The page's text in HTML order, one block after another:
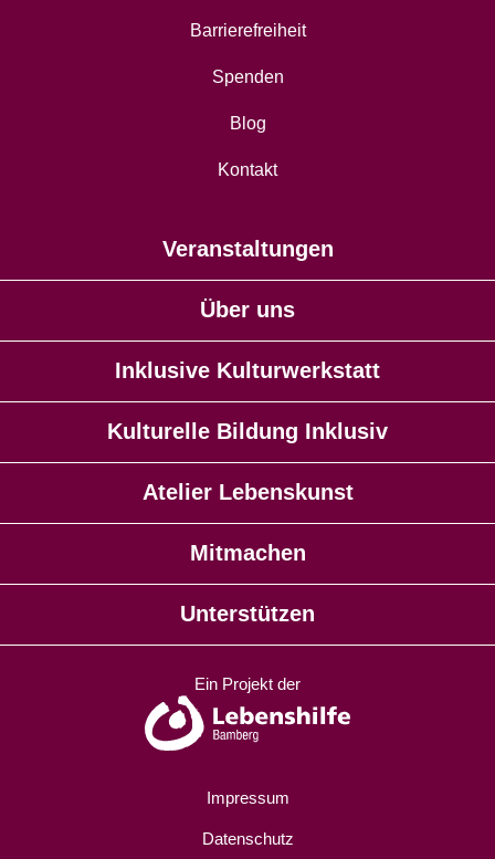
Barrierefreiheit
Spenden
Blog
Kontakt
Veranstaltungen
Über uns
Inklusive Kulturwerkstatt
Kulturelle Bildung Inklusiv
Atelier Lebenskunst
Mitmachen
Unterstützen
Ein Projekt der
Impressum
Datenschutz